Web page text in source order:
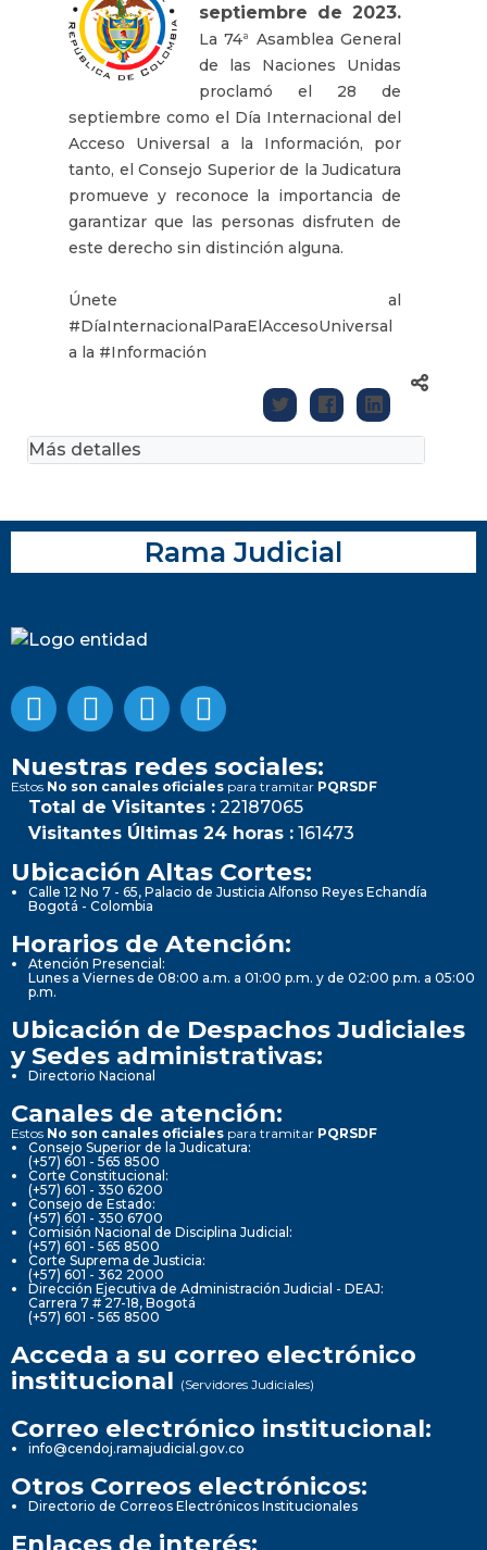
septiembre de 2023.
La 74ª Asamblea General
de las Naciones Unidas
proclamó el 28 de
septiembre como el Día Internacional del
Acceso Universal a la Información, por
tanto, el Consejo Superior de la Judicatura
promueve y reconoce la importancia de
garantizar que las personas disfruten de
este derecho sin distinción alguna.
Únete al
#DíaInternacionalParaElAccesoUniversal
a la #Información
Más detalles
Rama Judicial
Nuestras redes sociales:
Estos No son canales oficiales para tramitar PQRSDF
Total de Visitantes : 22187065
Visitantes Últimas 24 horas : 161473
Ubicación Altas Cortes:
Calle 12 No 7 - 65, Palacio de Justicia Alfonso Reyes Echandía
Bogotá - Colombia
Horarios de Atención:
Atención Presencial:
Lunes a Viernes de 08:00 a.m. a 01:00 p.m. y de 02:00 p.m. a 05:00
p.m.
Ubicación de Despachos Judiciales
y Sedes administrativas:
Directorio Nacional
Canales de atención:
Estos No son canales oficiales para tramitar PQRSDF
Consejo Superior de la Judicatura:
(+57) 601 - 565 8500
Corte Constitucional:
(+57) 601 - 350 6200
Consejo de Estado:
(+57) 601 - 350 6700
Comisión Nacional de Disciplina Judicial:
(+57) 601 - 565 8500
Corte Suprema de Justicia:
(+57) 601 - 362 2000
Dirección Ejecutiva de Administración Judicial - DEAJ:
Carrera 7 # 27-18, Bogotá
(+57) 601 - 565 8500
Acceda a su correo electrónico
institucional (Servidores Judiciales)
Correo electrónico institucional:
info@cendoj.ramajudicial.gov.co
Otros Correos electrónicos:
Directorio de Correos Electrónicos Institucionales
Enlaces de interés: